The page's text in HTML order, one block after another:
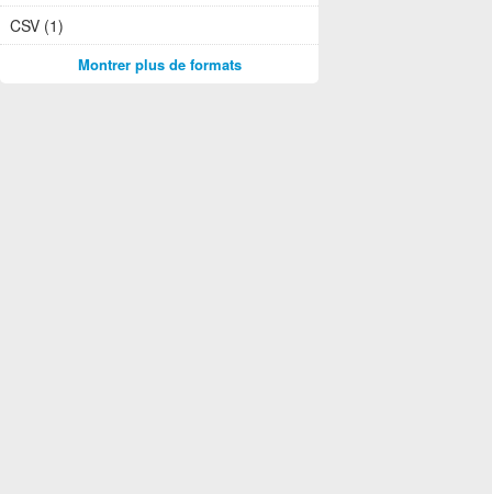
CSV (1)
Montrer plus de formats